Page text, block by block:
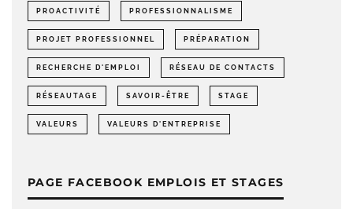
PROACTIVITÉ PROFESSIONNALISME
PROJET PROFESSIONNEL PRÉPARATION
RECHERCHE D'EMPLOI RÉSEAU DE CONTACTS
RÉSEAUTAGE SAVOIR-ÊTRE STAGE
VALEURS VALEURS D'ENTREPRISE
PAGE FACEBOOK EMPLOIS ET STAGES